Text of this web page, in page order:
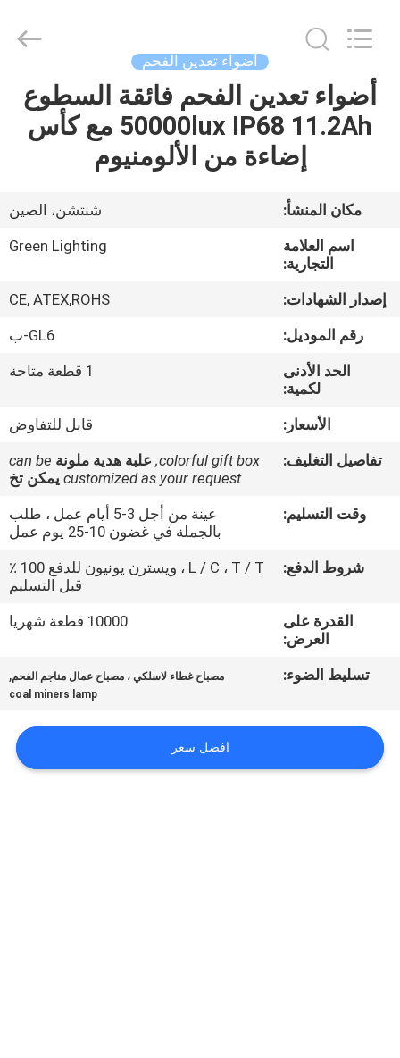
الصفحة
الرئيسية
معلومات
جولة
مراقبة
الجودة
اتصل
اطلب
اقتباس
الموقع
GREEN
LIGHTING
Reserved.
Developed
أضواء تعدين الفحم
أضواء تعدين الفحم فائقة السطوع
50000lux IP68 11.2Ah مع كأس
إضاءة من الألومنيوم
مكان المنشأ:
شنتشن، الصين
اسم العلامة
التجارية:
Green Lighting
إصدار الشهادات:
CE, ATEX,ROHS
رقم الموديل:
GL6-ب
الحد الأدنى
لكمية:
1 قطعة متاحة
الأسعار:
قابل للتفاوض
تفاصيل التغليف:
colorful gift box; علبة هدية ملونة can be
customized as your request يمكن تخ
وقت التسليم:
عينة من أجل 3-5 أيام عمل ، طلب
بالجملة في غضون 10-25 يوم عمل
شروط الدفع:
L / C ، T / T ، ويسترن يونيون للدفع 100 ٪
قبل التسليم
القدرة على
العرض:
10000 قطعة شهريا
تسليط الضوء: مصباح غطاء لاسلكي ، مصباح عمال مناجم الفحم,
coal miners lamp
افضل سعر